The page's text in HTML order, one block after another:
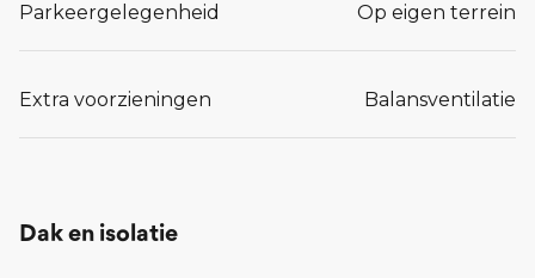
Parkeergelegenheid Op eigen terrein
Extra voorzieningen Balansventilatie
Dak en isolatie